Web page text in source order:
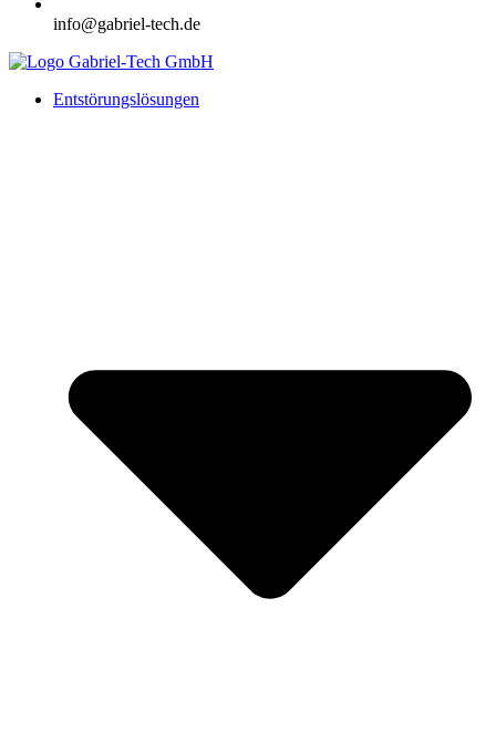
info@gabriel-tech.de
Entstörungslösungen